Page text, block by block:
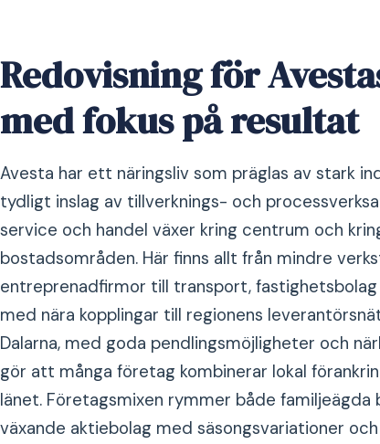
Redovisning för
med fokus på resultat
Avesta har ett näringsliv som präglas av stark
tydligt inslag av tillverknings- och
service och handel växer kring centrum och
bostadsområden. Här finns allt från mindre
entreprenadfirmor till transport, fastighetsbolag
med nära kopplingar till regionens
Dalarna, med goda pendlingsmöjligheter och
gör att många företag kombinerar lokal
länet. Företagsmixen rymmer både familjeägda
växande aktiebolag med säsongsvariationer